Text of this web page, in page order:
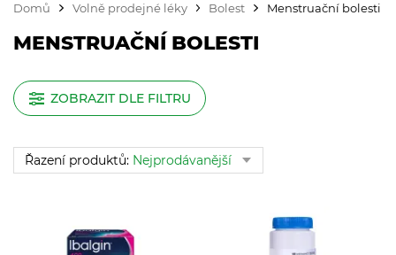
Domů Volně prodejné léky Bolest Menstruační bolesti
MENSTRUAČNÍ BOLESTI
ZOBRAZIT DLE FILTRU
Řazení produktů: Nejprodávanější